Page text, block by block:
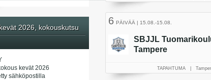
2026, kokouskutsu
kevät 2026
sähköpostilla